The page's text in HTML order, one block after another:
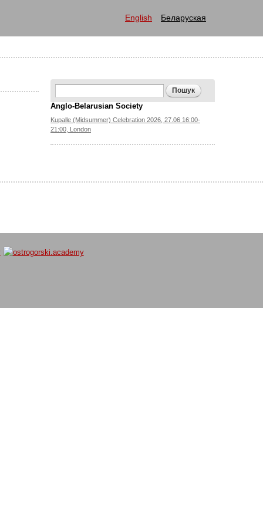
English Беларуская
Search form
Anglo-Belarusian Society
Kupalle (Midsummer) Celebration 2026, 27.06 16:00-
21:00, London